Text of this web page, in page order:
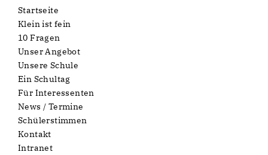
Startseite
Klein ist fein
10 Fragen
Unser Angebot
Unsere Schule
Ein Schultag
Für Interessenten
News / Termine
Schülerstimmen
Kontakt
Intranet